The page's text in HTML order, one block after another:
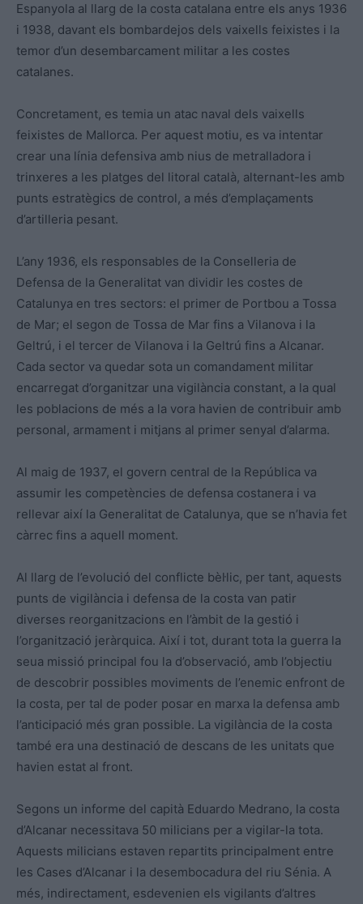
Espanyola al llarg de la costa catalana entre els anys 1936
i 1938, davant els bombardejos dels vaixells feixistes i la
temor d’un desembarcament militar a les costes
catalanes.
Concretament, es temia un atac naval dels vaixells
feixistes de Mallorca. Per aquest motiu, es va intentar
crear una línia defensiva amb nius de metralladora i
trinxeres a les platges del litoral català, alternant-les amb
punts estratègics de control, a més d’emplaçaments
d’artilleria pesant.
L’any 1936, els responsables de la Conselleria de
Defensa de la Generalitat van dividir les costes de
Catalunya en tres sectors: el primer de Portbou a Tossa
de Mar; el segon de Tossa de Mar fins a Vilanova i la
Geltrú, i el tercer de Vilanova i la Geltrú fins a Alcanar.
Cada sector va quedar sota un comandament militar
encarregat d’organitzar una vigilància constant, a la qual
les poblacions de més a la vora havien de contribuir amb
personal, armament i mitjans al primer senyal d’alarma.
Al maig de 1937, el govern central de la República va
assumir les competències de defensa costanera i va
rellevar així la Generalitat de Catalunya, que se n’havia fet
càrrec fins a aquell moment.
Al llarg de l’evolució del conflicte bèl·lic, per tant, aquests
punts de vigilància i defensa de la costa van patir
diverses reorganitzacions en l’àmbit de la gestió i
l’organització jeràrquica. Així i tot, durant tota la guerra la
seua missió principal fou la d’observació, amb l’objectiu
de descobrir possibles moviments de l’enemic enfront de
la costa, per tal de poder posar en marxa la defensa amb
l’anticipació més gran possible. La vigilància de la costa
també era una destinació de descans de les unitats que
havien estat al front.
Segons un informe del capità Eduardo Medrano, la costa
d’Alcanar necessitava 50 milicians per a vigilar-la tota.
Aquests milicians estaven repartits principalment entre
les Cases d’Alcanar i la desembocadura del riu Sénia. A
més, indirectament, esdevenien els vigilants d’altres